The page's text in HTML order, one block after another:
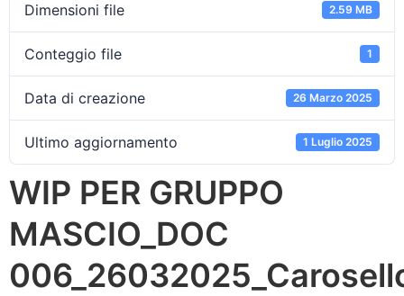
Dimensioni file 2.59 MB
Conteggio file 1
Data di creazione 26 Marzo 2025
Ultimo aggiornamento 1 Luglio 2025
WIP PER GRUPPO
MASCIO_DOC